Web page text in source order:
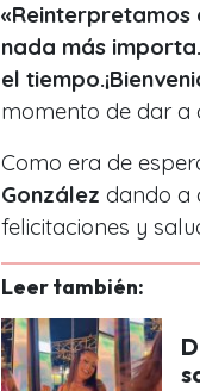
«Reinterpretamos
nada más
el
momento de dar a
Como era de
González dando a
felicitaciones y
Leer también: